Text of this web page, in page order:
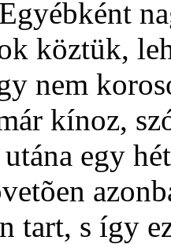
köztük,
nem
kínoz,
egy
tart, s így